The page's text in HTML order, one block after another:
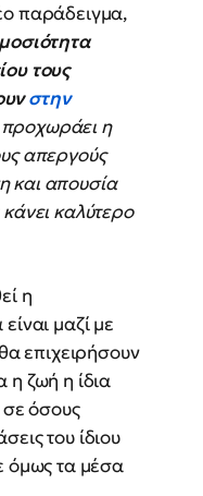
παράδειγμα,
τους
στην
η
απεργούς
και απουσία
καλύτερο
η
μαζί με
επιχειρήσουν
η ζωή η ίδια
σε όσους
του ίδιου
όμως τα μέσα